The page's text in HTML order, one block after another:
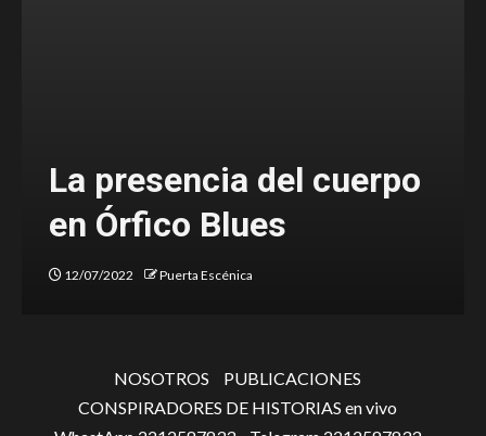
La presencia del cuerpo
en Órfico Blues
12/07/2022 Puerta Escénica
NOSOTROS
PUBLICACIONES
CONSPIRADORES DE HISTORIAS en vivo